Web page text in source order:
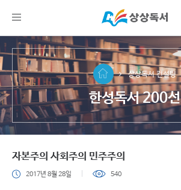
상상독서 컨설팅
한성독서 200선
자본주의 사회주의 민주주의
2017년 8월 28일 540